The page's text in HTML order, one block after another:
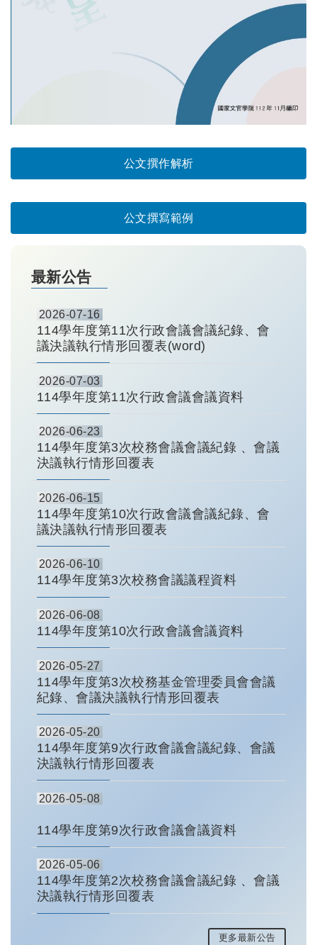
公文撰作解析
公文撰寫範例
最新公告
2026-07-16
114學年度第11次行政會議會議紀錄、會
議決議執行情形回覆表(word)
2026-07-03
114學年度第11次行政會議會議資料
2026-06-23
114學年度第3次校務會議會議紀錄 、會議
決議執行情形回覆表
2026-06-15
114學年度第10次行政會議會議紀錄、會
議決議執行情形回覆表
2026-06-10
114學年度第3次校務會議議程資料
2026-06-08
114學年度第10次行政會議會議資料
2026-05-27
114學年度第3次校務基金管理委員會會議
紀錄、會議決議執行情形回覆表
2026-05-20
114學年度第9次行政會議會議紀錄、會議
決議執行情形回覆表
2026-05-08
114學年度第9次行政會議會議資料
2026-05-06
114學年度第2次校務會議會議紀錄 、會議
決議執行情形回覆表
更多最新公告